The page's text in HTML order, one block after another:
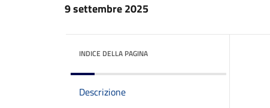
9 settembre 2025
INDICE DELLA PAGINA
Descrizione